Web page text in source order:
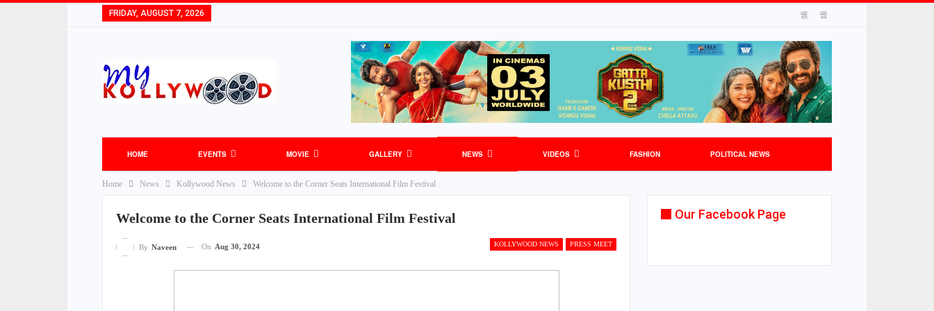
FRIDAY, AUGUST 7, 2026
HOME EVENTS MOVIE GALLERY NEWS VIDEOS FASHION POLITICAL NEWS
TOLLYWOOD NEWS BOLLYWOOD NEWS GENERAL NEWS
Home News Kollywood News Welcome to the Corner Seats International Film Festival
Welcome to the Corner Seats International Film Festival
KOLLYWOOD NEWS PRESS MEET
By Naveen On Aug 30, 2024
Our Facebook Page